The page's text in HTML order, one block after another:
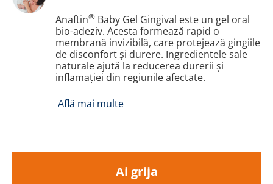
Anaftin®Baby Gel Gingival este un gel oral
bio-adeziv. Acesta formează rapid o
membrană invizibilă, care protejează gingiile
de disconfort și durere. Ingredientele sale
naturale ajută la reducerea durerii și
inflamației din regiunile afectate.
Află mai multe
Ai grija